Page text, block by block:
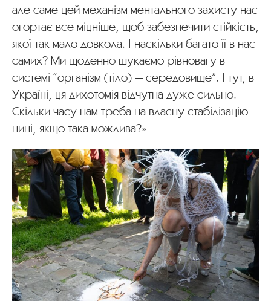
але саме цей механізм ментального захисту нас
огортає все міцніше, щоб забезпечити стійкість,
якої так мало довкола. І наскільки багато її в нас
самих? Ми щоденно шукаємо рівновагу в
системі “організм (тіло) — середовище”. І тут, в
Україні, ця дихотомія відчутна дуже сильно.
Скільки часу нам треба на власну стабілізацію
нині, якщо така можлива?»